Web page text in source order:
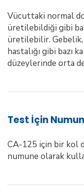
Vücuttaki normal
üretilebildiği gibi
üretilebilir.
hastalığı gibi bazı
düzeylerinde orta
Test İçin
CA-125 için bir kol
numune olarak